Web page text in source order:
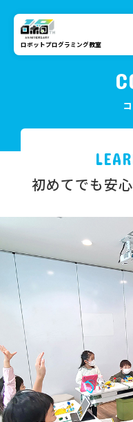
ロボットプログラミング教室
初めてでも安